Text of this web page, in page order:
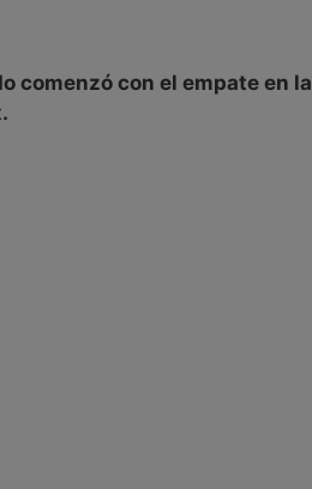
comenzó con el empate en la